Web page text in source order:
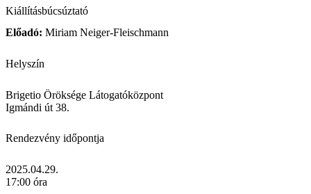
Kiállításbúcsúztató
Előadó: Miriam Neiger-Fleischmann
Helyszín
Brigetio Öröksége Látogatóközpont
Igmándi út 38.
Rendezvény időpontja
2025.04.29.
17:00 óra